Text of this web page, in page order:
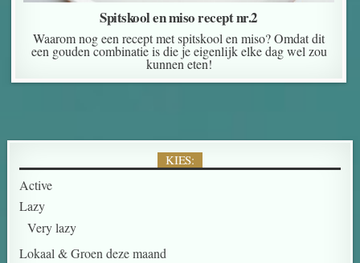
Spitskool en miso recept nr.2
Waarom nog een recept met spitskool en miso? Omdat dit
een gouden combinatie is die je eigenlijk elke dag wel zou
kunnen eten!
KIES:
Active
Lazy
Very lazy
Lokaal & Groen deze maand